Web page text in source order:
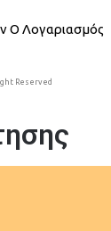
Ο Λογαριασμός
Reserved